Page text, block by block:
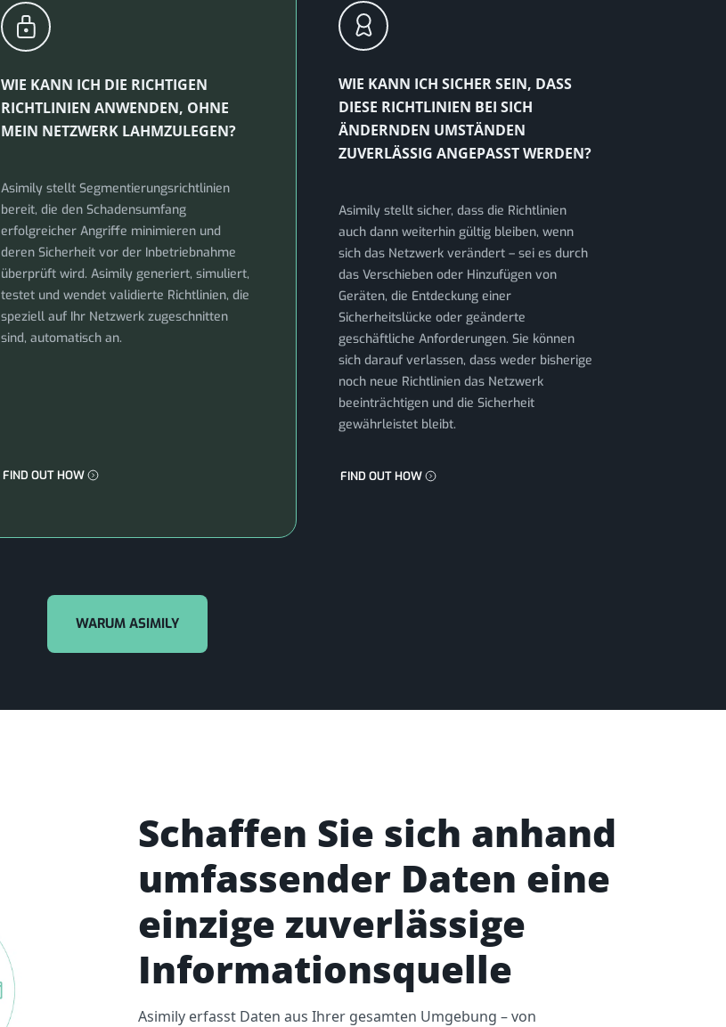
WIE KANN ICH DIE RICHTIGEN
RICHTLINIEN ANWENDEN, OHNE
MEIN NETZWERK LAHMZULEGEN?
Asimily stellt Segmentierungsrichtlinien
bereit, die den Schadensumfang
erfolgreicher Angriffe minimieren und
deren Sicherheit vor der Inbetriebnahme
überprüft wird. Asimily generiert, simuliert,
testet und wendet validierte Richtlinien, die
speziell auf Ihr Netzwerk zugeschnitten
sind, automatisch an.
FIND OUT HOW
WIE KANN ICH SICHER SEIN, DASS
DIESE RICHTLINIEN BEI SICH
ÄNDERNDEN UMSTÄNDEN
ZUVERLÄSSIG ANGEPASST WERDEN?
Asimily stellt sicher, dass die Richtlinien
auch dann weiterhin gültig bleiben, wenn
sich das Netzwerk verändert – sei es durch
das Verschieben oder Hinzufügen von
Geräten, die Entdeckung einer
Sicherheitslücke oder geänderte
geschäftliche Anforderungen. Sie können
sich darauf verlassen, dass weder bisherige
noch neue Richtlinien das Netzwerk
beeinträchtigen und die Sicherheit
gewährleistet bleibt.
FIND OUT HOW
WARUM ASIMILY
Schaffen Sie sich anhand
umfassender Daten eine
einzige zuverlässige
Informationsquelle
Asimily erfasst Daten aus Ihrer gesamten Umgebung – von